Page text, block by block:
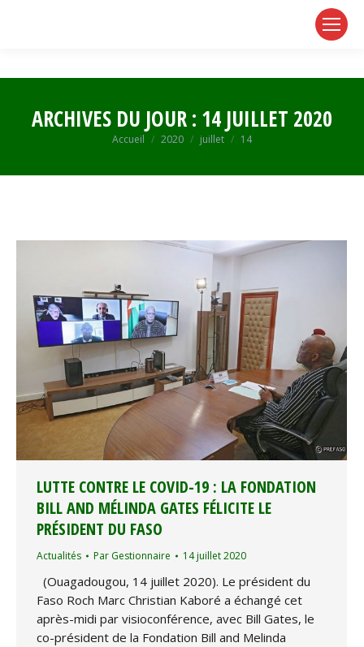
ARCHIVES DU JOUR : 14 JUILLET 2020
Vous êtes ici :
Accueil 2020 juillet 14
LUTTE CONTRE LE COVID-19 : LA FONDATION
BILL AND MÉLINDA GATES FÉLICITE LE
PRÉSIDENT DU FASO
Actualités Par Gestionnaire 14 juillet 2020
(Ouagadougou, 14 juillet 2020). Le président du
Faso Roch Marc Christian Kaboré a échangé cet
après-midi par visioconférence, avec Bill Gates, le
co-président de la Fondation Bill and Melinda